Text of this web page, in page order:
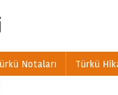
Notaları
Türkü